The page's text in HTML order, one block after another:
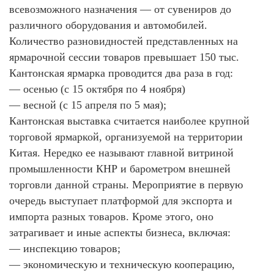
всевозможного назначения — от сувениров до
различного оборудования и автомобилей.
Количество разновидностей представленных на
ярмарочной сессии товаров превышает 150 тыс.
Кантонская ярмарка проводится два раза в год:
— осенью (с 15 октября по 4 ноября)
— весной (с 15 апреля по 5 мая);
Кантонская выставка считается наиболее крупной
торговой ярмаркой, организуемой на территории
Китая. Нередко ее называют главной витриной
промышленности КНР и барометром внешней
торговли данной страны. Мероприятие в первую
очередь выступает платформой для экспорта и
импорта разных товаров. Кроме этого, оно
затрагивает и иные аспекты бизнеса, включая:
— инспекцию товаров;
— экономическую и техническую кооперацию,